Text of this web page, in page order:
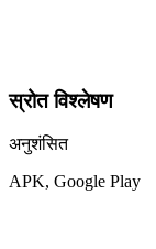
स्रोत विश्लेषण
अनुशंसित
APK, Google Play